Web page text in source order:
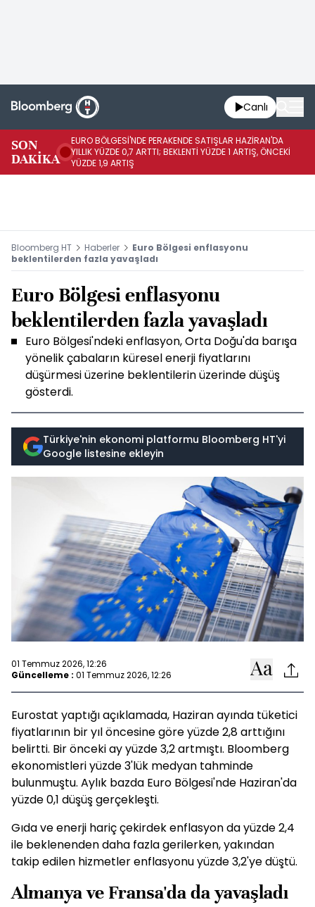
Canlı
SON
DAKİKA
EURO BÖLGESİ'NDE PERAKENDE SATIŞLAR HAZİRAN'DA
YILLIK YÜZDE 0,7 ARTTI; BEKLENTİ YÜZDE 1 ARTIŞ, ÖNCEKİ
YÜZDE 1,9 ARTIŞ
Bloomberg HT Haberler
Euro Bölgesi enflasyonu
beklentilerden fazla yavaşladı
Euro Bölgesi enflasyonu
beklentilerden fazla yavaşladı
Euro Bölgesi'ndeki enflasyon, Orta Doğu'da barışa
yönelik çabaların küresel enerji fiyatlarını
düşürmesi üzerine beklentilerin üzerinde düşüş
gösterdi.
Türkiye'nin ekonomi platformu Bloomberg HT'yi
Google listesine ekleyin
01 Temmuz 2026, 12:26
Güncelleme : 01 Temmuz 2026, 12:26
Eurostat yaptığı açıklamada, Haziran ayında tüketici
fiyatlarının bir yıl öncesine göre yüzde 2,8 arttığını
belirtti. Bir önceki ay yüzde 3,2 artmıştı. Bloomberg
ekonomistleri yüzde 3'lük medyan tahminde
bulunmuştu. Aylık bazda Euro Bölgesi'nde Haziran'da
yüzde 0,1 düşüş gerçekleşti.
Gıda ve enerji hariç çekirdek enflasyon da yüzde 2,4
ile beklenenden daha fazla gerilerken, yakından
takip edilen hizmetler enflasyonu yüzde 3,2'ye düştü.
Almanya ve Fransa'da da yavaşladı